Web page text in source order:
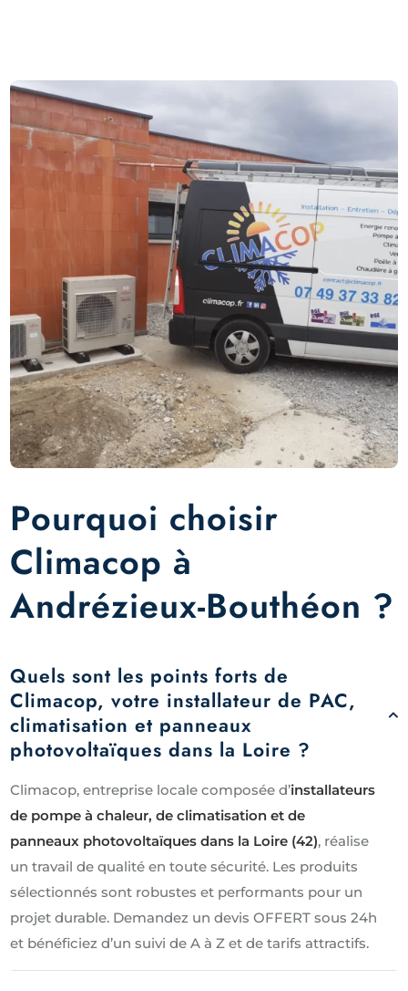
Pourquoi choisir
Climacop à
Andrézieux-Bouthéon ?
Quels sont les points forts de
Climacop, votre installateur de PAC,
climatisation et panneaux
photovoltaïques dans la Loire ?
Climacop, entreprise locale composée d’installateurs
de pompe à chaleur, de climatisation et de
panneaux photovoltaïques dans la Loire (42), réalise
un travail de qualité en toute sécurité. Les produits
sélectionnés sont robustes et performants pour un
projet durable. Demandez un devis OFFERT sous 24h
et bénéficiez d’un suivi de A à Z et de tarifs attractifs.